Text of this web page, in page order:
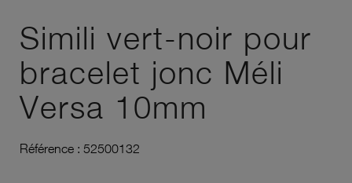
Simili vert-noir pour
bracelet jonc Méli
Versa 10mm
Référence : 52500132